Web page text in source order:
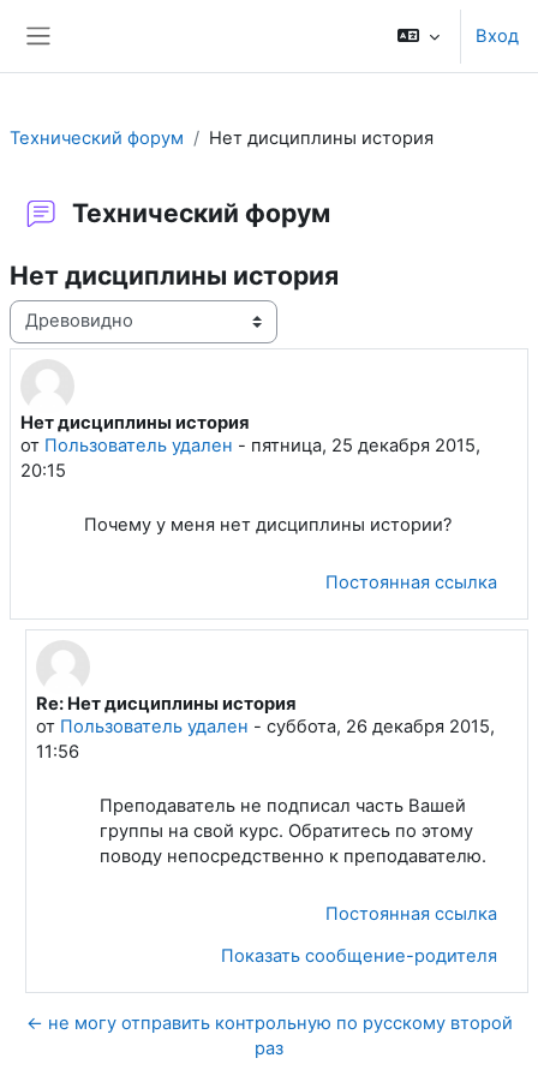
Вход
Технический форум Нет дисциплины история
Технический форум
Нет дисциплины история
Режим отображения
Нет дисциплины история
от Пользователь удален - пятница, 25 декабря 2015,
20:15
Количество ответов: 1
Почему у меня нет дисциплины истории?
Постоянная ссылка
В ответ на Пользователь удален
Re: Нет дисциплины история
от Пользователь удален - суббота, 26 декабря 2015,
11:56
Преподаватель не подписал часть Вашей
группы на свой курс. Обратитесь по этому
поводу непосредственно к преподавателю.
Постоянная ссылка
Показать сообщение-родителя
← не могу отправить контрольную по русскому второй
раз